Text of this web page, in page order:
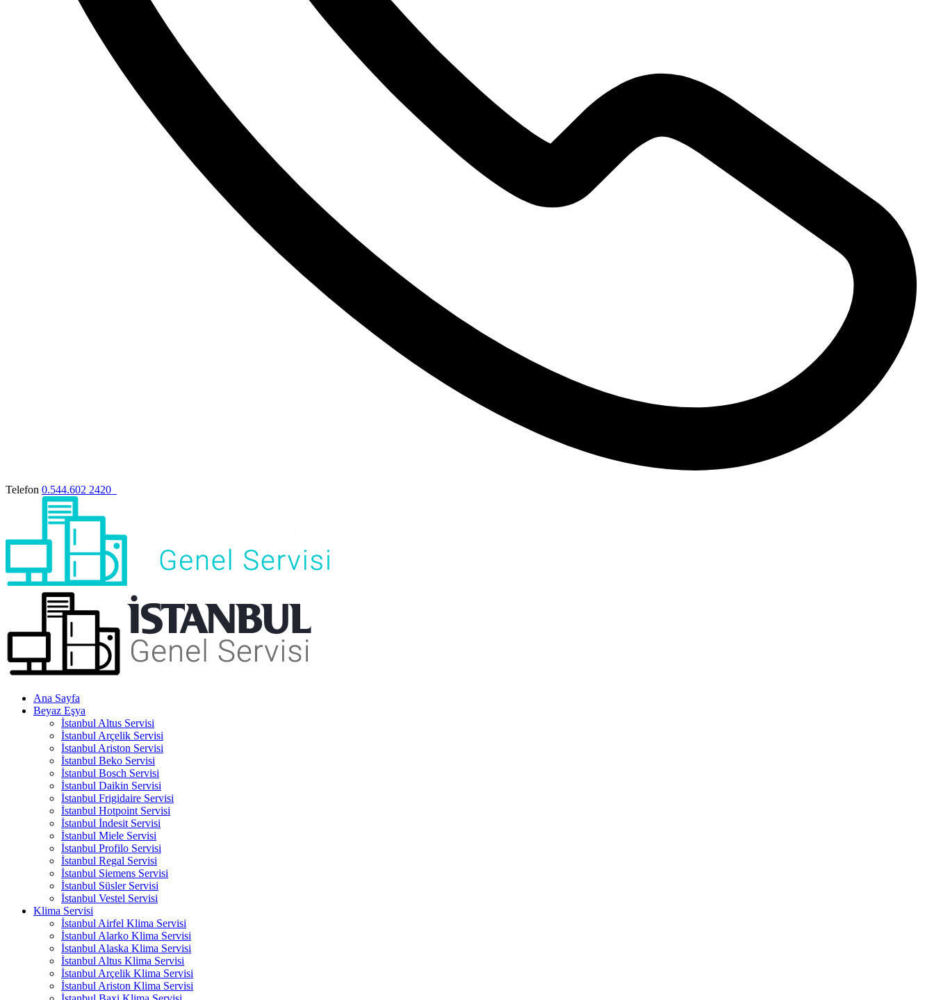
Telefon 0.544.602 2420
Ana Sayfa
Beyaz Eşya
İstanbul Altus Servisi
İstanbul Arçelik Servisi
İstanbul Ariston Servisi
İstanbul Beko Servisi
İstanbul Bosch Servisi
İstanbul Daikin Servisi
İstanbul Frigidaire Servisi
İstanbul Hotpoint Servisi
İstanbul İndesit Servisi
İstanbul Miele Servisi
İstanbul Profilo Servisi
İstanbul Regal Servisi
İstanbul Siemens Servisi
İstanbul Süsler Servisi
İstanbul Vestel Servisi
Klima Servisi
İstanbul Airfel Klima Servisi
İstanbul Alarko Klima Servisi
İstanbul Alaska Klima Servisi
İstanbul Altus Klima Servisi
İstanbul Arçelik Klima Servisi
İstanbul Ariston Klima Servisi